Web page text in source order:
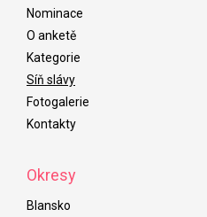
Nominace
O anketě
Kategorie
Síň slávy
Fotogalerie
Kontakty
Okresy
Blansko